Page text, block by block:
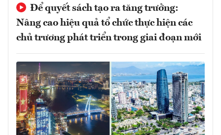
Để quyết sách tạo ra tăng trưởng:
Nâng cao hiệu quả tổ chức thực hiện các
chủ trương phát triển trong giai đoạn mới